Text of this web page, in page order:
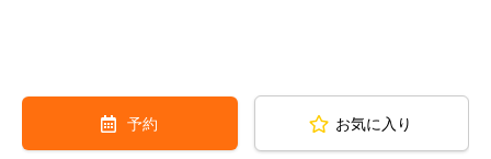
バーベキューコーナーも、コテージに隣接しています。屋根がつ
いているので急な雨や小雨時にも安心。伊豆は海産物が美味しい
予約 お気に入り